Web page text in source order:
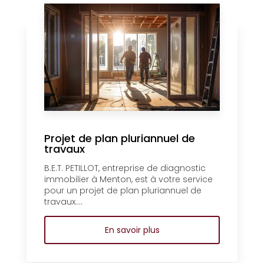
Projet de plan pluriannuel de
travaux
B.E.T. PETILLOT, entreprise de diagnostic
immobilier à Menton, est à votre service
pour un projet de plan pluriannuel de
travaux....
En savoir plus